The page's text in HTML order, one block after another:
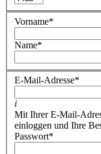
Vorname*
Name*
E-Mail-Adresse*
i
Mit Ihrer E-Mail-
einloggen und Ihre
Passwort*